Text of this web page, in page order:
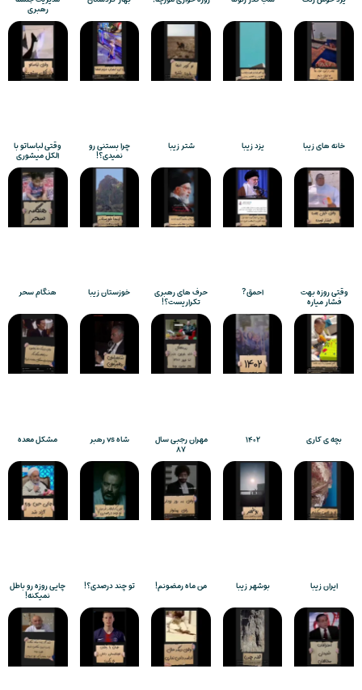
رهبری
خانه های زیبا یزد زیبا شتر زیبا چرا بستنی رو
نمیدی؟!
وقتی لباساتو با
الکل میشوری
وقتی روزه بهت
فشار میاره
احمق? حرف های رهبری
تکراریست؟!
خوزستان زیبا هنگام سحر
بچه ی کاری ۱۴۰۲ مهران رجبی سال
۸۷
شاه vs رهبر مشکل معده
ایران زیبا بوشهر زیبا من ماه رمضونم! تو چند درصدی؟! چایی روزه رو باطل
نمیکنه!